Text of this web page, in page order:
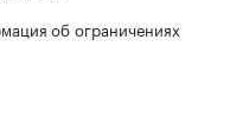
об ограничениях